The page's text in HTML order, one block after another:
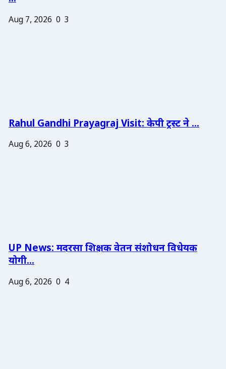
Aug 7, 2026 0 3
Rahul Gandhi Prayagraj Visit: केपी ट्रस्ट ने ...
Aug 6, 2026 0 3
UP News: मदरसा शिक्षक वेतन संशोधन विधेयक
योगी...
Aug 6, 2026 0 4